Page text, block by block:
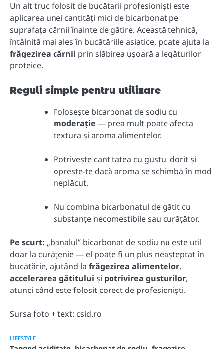
Un alt truc folosit de bucătarii profesioniști este
aplicarea unei cantități mici de bicarbonat pe
suprafața cărnii înainte de gătire. Această tehnică,
întâlnită mai ales în bucătăriile asiatice, poate ajuta la
frăgezirea cărnii prin slăbirea ușoară a legăturilor
proteice.
Reguli simple pentru utilizare
Folosește bicarbonat de sodiu cu
moderație — prea mult poate afecta
textura și aroma alimentelor.
Potrivește cantitatea cu gustul dorit și
oprește-te dacă aroma se schimbă în mod
neplăcut.
Nu combina bicarbonatul de gătit cu
substanțe necomestibile sau curățător.
Pe scurt: „banalul” bicarbonat de sodiu nu este util
doar la curățenie — el poate fi un plus neașteptat în
bucătărie, ajutând la frăgezirea alimentelor,
accelerarea gătitului și potrivirea gusturilor,
atunci când este folosit corect de profesioniști.
Sursa foto + text: csid.ro
LIFESTYLE